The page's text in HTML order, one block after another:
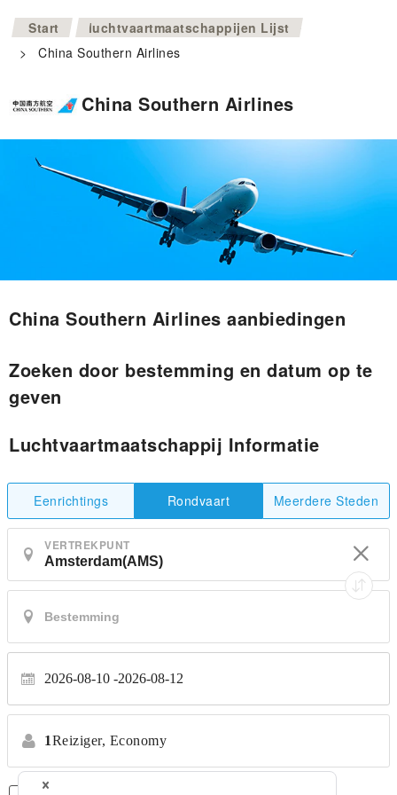
Start >
luchtvaartmaatschappijen Lijst
>
China Southern Airlines
China Southern Airlines
China Southern Airlines aanbiedingen
Zoeken door bestemming en datum op te
geven
Luchtvaartmaatschappij Informatie
Eenrichtings Rondvaart Meerdere Steden
VERTREKPUNT
2026-08-10 2026-08-12
1Reiziger, Economy